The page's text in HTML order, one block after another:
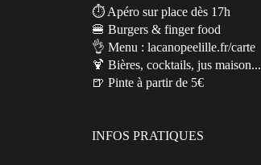
⏱️ Apéro sur place dès 17h
🍔 Burgers & finger food
👌 Menu : lacanopeelille.fr/carte
🍹 Bières, cocktails, jus maison...
🍺 Pinte à partir de 5€
INFOS PRATIQUES